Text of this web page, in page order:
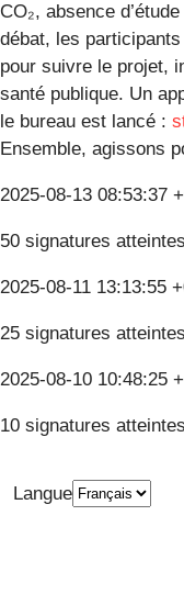
CO₂, absence
débat, les
pour suivre le projet,
santé publique. Un
le bureau est lancé :
Ensemble, agissons
2025-08-13 08:53:37
50 signatures atteintes
2025-08-11 13:13:55
25 signatures atteintes
2025-08-10 10:48:25
10 signatures atteintes
Langue